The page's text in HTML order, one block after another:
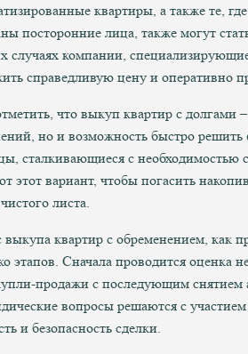
квартиры, а также те,
посторонние лица, также могут
случаях компании,
справедливую цену и оперативно
что выкуп квартир с долгами
но и возможность быстро
сталкивающиеся с необходимостью
этот вариант, чтобы погасить
листа.
выкупа квартир с обременением, как
этапов. Сначала проводится оценка
продажи с последующим снятием
вопросы решаются с участием
и безопасность сделки.